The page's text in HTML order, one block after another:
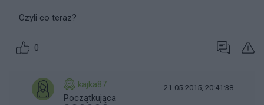
Czyli co teraz?
0
kajka87
Początkująca
21-05-2015, 20:41:38